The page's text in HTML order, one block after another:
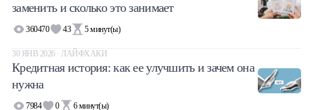
заменить и сколько это занимает
360470 43 5минут(ы)
30 ЯНВ 2026 · ЛАЙФХАКИ
Кредитная история: как ее улучшить и зачем она
нужна
7984 0 6 минут(ы)